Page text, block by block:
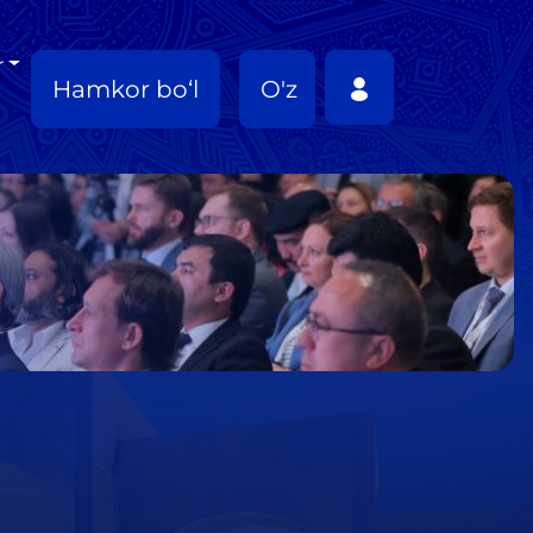
Hamkor bo‘l O'z